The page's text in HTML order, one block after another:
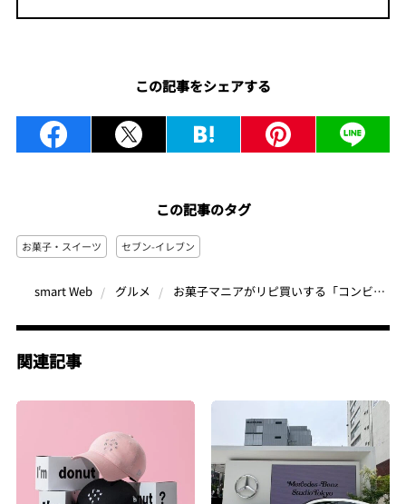
この記事をシェアする
この記事のタグ
お菓子・スイーツ セブン-イレブン
smart Web グルメ お菓子マニアがリピ買いする「コンビニアイス3選」が優勝すぎる…！暑さも吹き飛ぶ名作が揃った
関連記事